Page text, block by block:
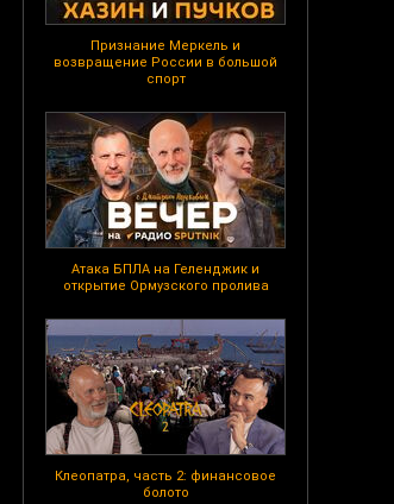
Признание Меркель и
возвращение России в большой
спорт
Атака БПЛА на Геленджик и
открытие Ормузского пролива
Клеопатра, часть 2: финансовое
болото